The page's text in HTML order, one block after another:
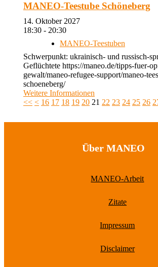
MANEO-Teestube Schöneberg
14. Oktober 2027
18:30 - 20:30
MANEO-Teestuben
Schwerpunkt: ukrainisch- und russisch-
Geflüchtete https://maneo.de/tipps-fuer-
gewalt/maneo-refugee-support/maneo-
schoeneberg/
Weitere Informationen
<< < 16 17 18 19 20 21 22 23 24 25 26
Über MANEO
MANEO-Arbeit
Zitate
Impressum
Disclaimer